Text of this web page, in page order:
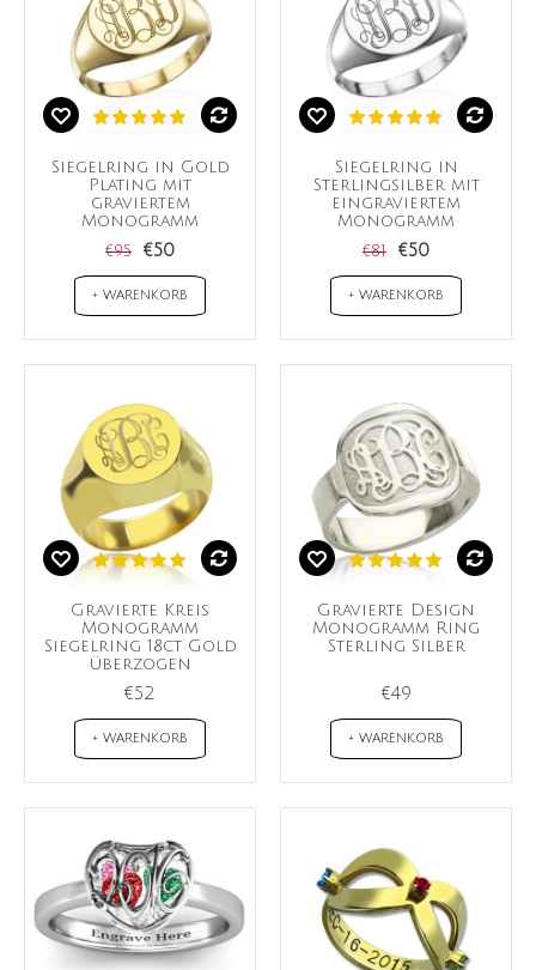
Siegelring in Gold
Plating mit
graviertem
Monogramm
€95 €50
+ WARENKORB
Siegelring in
Sterlingsilber mit
eingraviertem
Monogramm
€81 €50
+ WARENKORB
Gravierte Kreis
Monogramm
Siegelring 18ct Gold
überzogen
€52
+ WARENKORB
Gravierte Design
Monogramm Ring
Sterling Silber
€49
+ WARENKORB